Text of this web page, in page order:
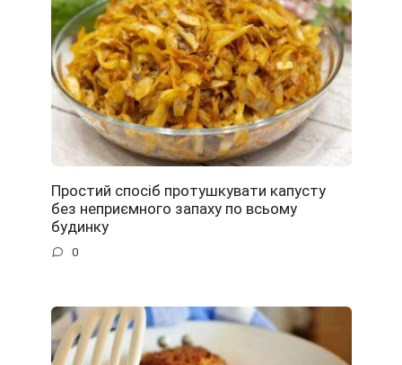
Простий спосіб протушкувати капусту
без неприємного запаху по всьому
будинку
0